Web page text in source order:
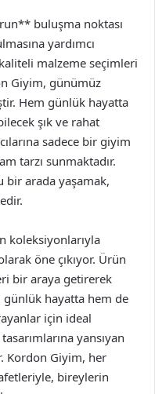
buluşma noktası
yardımcı
malzeme seçimleri
Giyim, günümüz
Hem günlük hayatta
şık ve rahat
sadece bir giyim
tarzı sunmaktadır.
bir arada yaşamak,
koleksiyonlarıyla
öne çıkıyor. Ürün
bir araya getirerek
hayatta hem de
için ideal
yansıyan
Kordon Giyim, her
bireylerin